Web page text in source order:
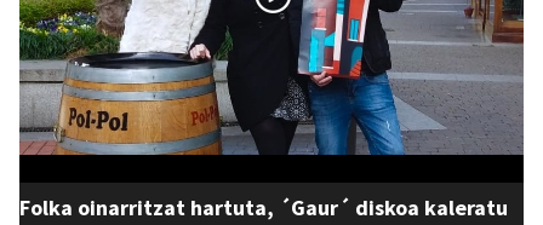
Folka oinarritzat hartuta, ´Gaur´ diskoa kaleratu